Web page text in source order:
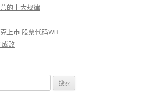
的十大规律
上市 股票代码WB
败